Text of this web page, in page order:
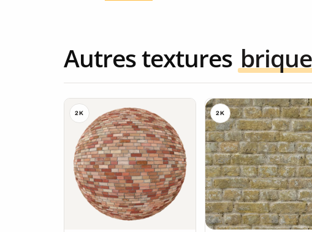
Autres textures brique
2K 2K